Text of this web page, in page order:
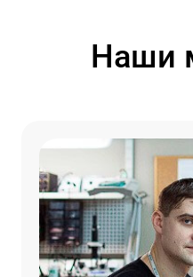
Наши